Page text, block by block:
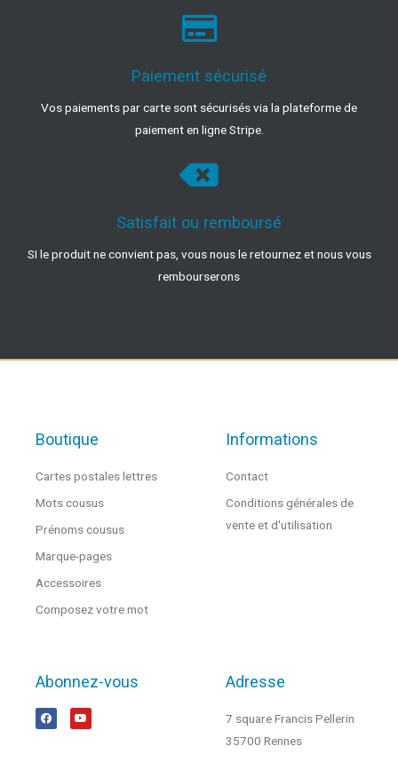
Paiement sécurisé
Vos paiements par carte sont sécurisés via la plateforme de
paiement en ligne Stripe.
Satisfait ou remboursé
SI le produit ne convient pas, vous nous le retournez et nous vous
rembourserons
Boutique
Cartes postales lettres
Mots cousus
Prénoms cousus
Marque-pages
Accessoires
Composez votre mot
Informations
Contact
Conditions générales de
vente et d'utilisation
Abonnez-vous Adresse
7 square Francis Pellerin
35700 Rennes